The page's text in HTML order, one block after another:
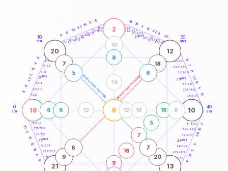
generazione maschile generazione femminile
0
anni
10
anni
30
anni
40
anni
1-2,5
2,5-3,5
3,5-4
6-7,5
7,5-8,5
8,5-9
11-12,5
12,5-13,5
13,5-14
16-17,5
17,5-18,5
18,5-19
21-22,5
22,5-23,5
23,5-24
26-27,5
27,5-28,5
28,5-29
31-32,5
32,5-33,5
33,5-34
36-37,5
37,5-38,5
38,5-39
41-42,5
42,5-43,5
43,5-44
46-47,5
47,5-48,5
48,5-49
71-72,5
72,5-73,5
73,5-74
76-77,5
77,5-78,5
78,5-79
11
11
22
11
15
4
6
8
6
10
22 10 6
8 18
16 3
14
228
20
19
7
11
22
9
5
15
7
15
20
5
5
18
4
9
6
18
12
15
3
21
18
2
10
6
20 12
21 13
9
16
7
5
16
6
10
8
6
8
12 18
12
14
7
5
18
6
9
6
20
7
5anni
15 anni 25anni
35anni
45anni
75anni